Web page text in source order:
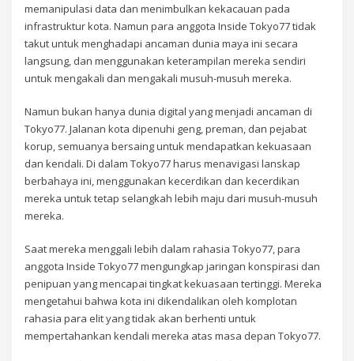
memanipulasi data dan menimbulkan kekacauan pada
infrastruktur kota. Namun para anggota Inside Tokyo77 tidak
takut untuk menghadapi ancaman dunia maya ini secara
langsung, dan menggunakan keterampilan mereka sendiri
untuk mengakali dan mengakali musuh-musuh mereka.
Namun bukan hanya dunia digital yang menjadi ancaman di
Tokyo77. Jalanan kota dipenuhi geng, preman, dan pejabat
korup, semuanya bersaing untuk mendapatkan kekuasaan
dan kendali. Di dalam Tokyo77 harus menavigasi lanskap
berbahaya ini, menggunakan kecerdikan dan kecerdikan
mereka untuk tetap selangkah lebih maju dari musuh-musuh
mereka.
Saat mereka menggali lebih dalam rahasia Tokyo77, para
anggota Inside Tokyo77 mengungkap jaringan konspirasi dan
penipuan yang mencapai tingkat kekuasaan tertinggi. Mereka
mengetahui bahwa kota ini dikendalikan oleh komplotan
rahasia para elit yang tidak akan berhenti untuk
mempertahankan kendali mereka atas masa depan Tokyo77.